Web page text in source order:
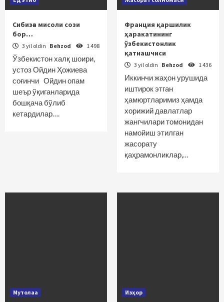
Сибизға мисоли сози
бор…
3 yil oldin Behzod 1 498
Ўзбекистон халқ шоири,
устоз Ойдин Ҳожиева
соғинчи Ойдин опам
шеър ўқиганларида
бошқача бўлиб
кетардилар….
Франция қаршилик
ҳаракатининг
ўзбекистонлик
қатнашчиси
3 yil oldin Behzod 1 436
Иккинчи жаҳон урушида
иштирок этган
ҳамюртларимиз ҳамда
хорижий давлатлар
жангчилари томонидан
намойиш этилган
жасорату
қаҳрамонликлар,…
Мутолаа Изҳор